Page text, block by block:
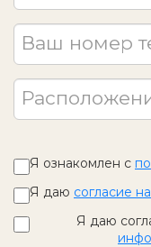
Ваш номер
Я ознакомлен с
Я даю согласие
Я даю